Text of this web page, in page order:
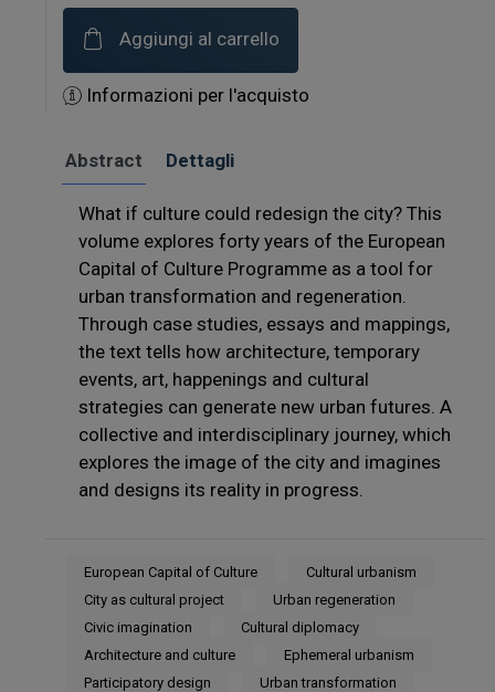
Aggiungi al carrello
Informazioni per l'acquisto
Abstract Dettagli
What if culture could redesign the city? This
volume explores forty years of the European
Capital of Culture Programme as a tool for
urban transformation and regeneration.
Through case studies, essays and mappings,
the text tells how architecture, temporary
events, art, happenings and cultural
strategies can generate new urban futures. A
collective and interdisciplinary journey, which
explores the image of the city and imagines
and designs its reality in progress.
European Capital of Culture
Cultural urbanism
City as cultural project
Urban regeneration
Civic imagination
Cultural diplomacy
Architecture and culture
Ephemeral urbanism
Participatory design
Urban transformation